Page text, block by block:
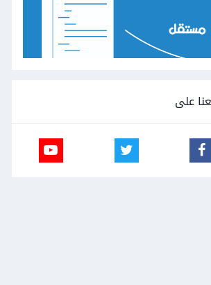
على